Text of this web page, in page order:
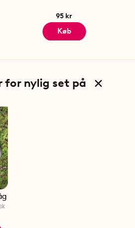
95 kr
Køb
for nylig set på